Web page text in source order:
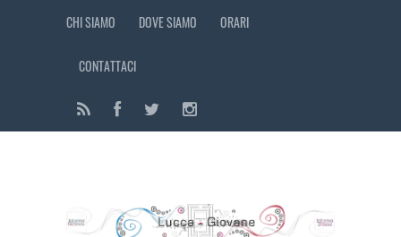
CHI SIAMO DOVE SIAMO ORARI
CONTATTACI